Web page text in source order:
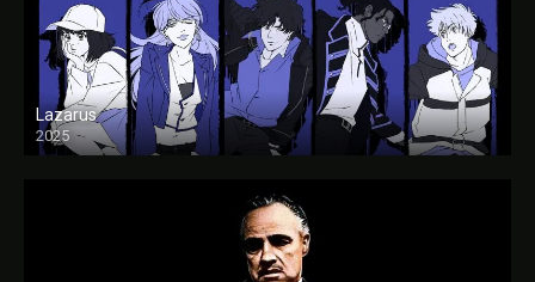
Lazarus
2025